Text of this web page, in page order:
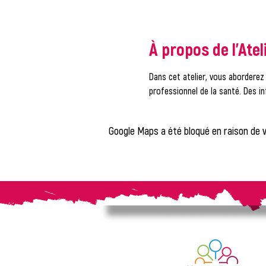
À propos de
Dans cet atelier, vous
professionnel de la santé. Des
Google Maps a été bloqué en raison